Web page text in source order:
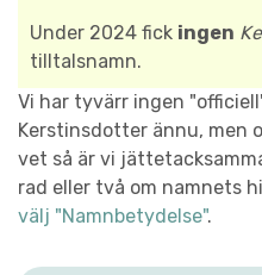
Under 2024 fick ingen
tilltalsnamn.
Vi har tyvärr ingen
Kerstinsdotter ännu, men
vet så är vi
rad eller två om namnets
välj "Namnbetydelse".